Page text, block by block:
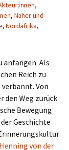
,
, Naher und
, Nordafrika,
anfangen. Als
Reich zu
Von
Weg zurück
Bewegung
Geschichte
von der